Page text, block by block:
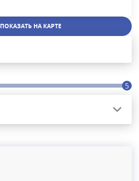
ПОКАЗАТЬ НА КАРТЕ
5